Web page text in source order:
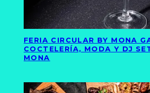
FERIA CIRCULAR BY MONA
COCTELERÍA, MODA Y DJ
MONA